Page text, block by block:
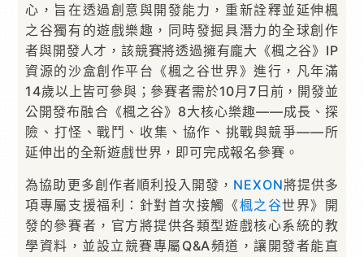
心，旨在透過創意與開發能力，重新詮釋並延伸楓
之谷獨有的遊戲樂趣，同時發掘具潛力的全球創作
者與開發人才，該競賽將透過擁有龐大《楓之谷》IP
資源的沙盒創作平台《楓之谷世界》進行，凡年滿
14歲以上皆可參與；參賽者需於10月7日前，開發並
公開發布融合《楓之谷》8大核心樂趣——成長、探
險、打怪、戰鬥、收集、協作、挑戰與競爭——所
延伸出的全新遊戲世界，即可完成報名參賽。
為協助更多創作者順利投入開發， NEXON將提供多
項專屬支援福利：針對首次接觸《楓之谷世界》開
發的參賽者，官方將提供各類型遊戲核心系統的教
學資料，並設立競賽專屬Q&A頻道，讓開發者能直